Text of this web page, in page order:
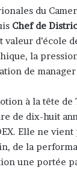
du
Chef de
valeur d’école
la
de
à la tête de
de dix-huit
Elle ne
de la
une portée